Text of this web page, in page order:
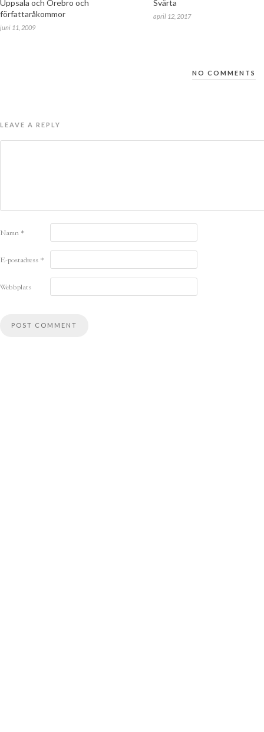
Uppsala och Örebro och
författaråkommor
juni 11, 2009
Svärta
april 12, 2017
NO COMMENTS
LEAVE A REPLY
Namn *
E-postadress *
Webbplats